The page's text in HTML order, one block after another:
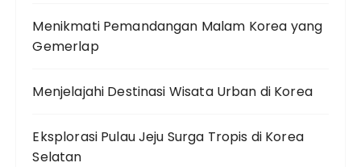
Menikmati Pemandangan Malam Korea yang
Gemerlap
Menjelajahi Destinasi Wisata Urban di Korea
Eksplorasi Pulau Jeju Surga Tropis di Korea
Selatan